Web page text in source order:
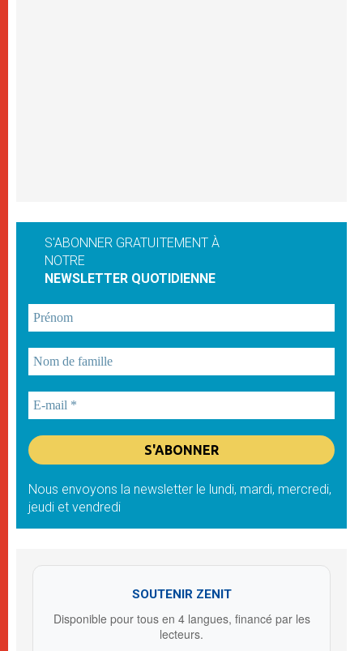
S'ABONNER GRATUITEMENT À
NOTRE
NEWSLETTER QUOTIDIENNE
Nous envoyons la newsletter le lundi, mardi, mercredi,
jeudi et vendredi
SOUTENIR ZENIT
Disponible pour tous en 4 langues, financé par les
lecteurs.